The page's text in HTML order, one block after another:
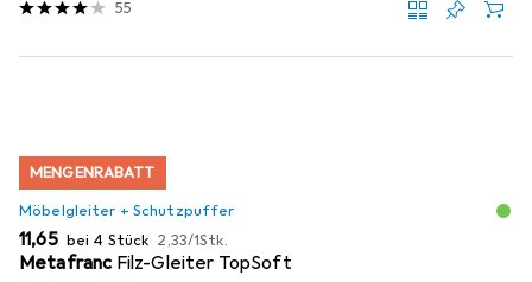
55
MENGENRABATT
Möbelgleiter + Schutzpuffer
EUR
11,65 bei 4 Stück EUR
2,33/1Stk.
Metafranc Filz-Gleiter TopSoft